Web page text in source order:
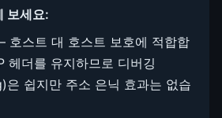
보세요:
스트 대 호스트 보호에 적합합
헤더를 유지하므로 디버깅
쉽지만 주소 은닉 효과는 없습